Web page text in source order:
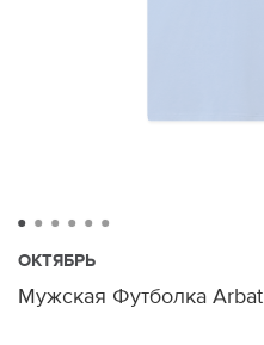
ОКТЯБРЬ
Мужская Футболка Arbat